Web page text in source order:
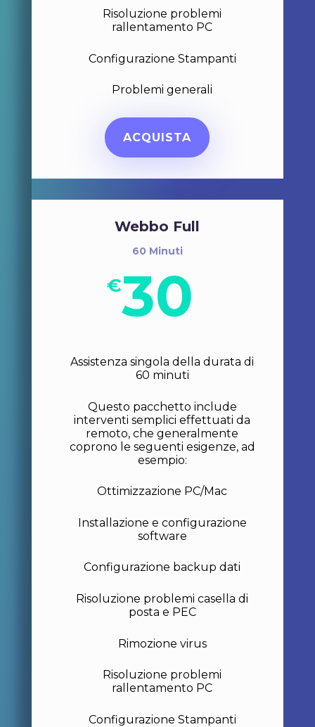
Risoluzione problemi
rallentamento PC
Configurazione Stampanti
Problemi generali
ACQUISTA
Webbo Full
60 Minuti
€30
Assistenza singola della durata di
60 minuti
Questo pacchetto include
interventi semplici effettuati da
remoto, che generalmente
coprono le seguenti esigenze, ad
esempio:
Ottimizzazione PC/Mac
Installazione e configurazione
software
Configurazione backup dati
Risoluzione problemi casella di
posta e PEC
Rimozione virus
Risoluzione problemi
rallentamento PC
Configurazione Stampanti